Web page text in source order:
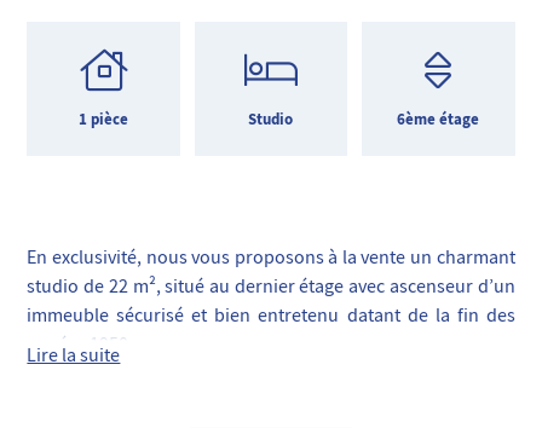
1 pièce Studio 6ème étage
En exclusivité, nous vous proposons à la vente un charmant
studio de 22 m², situé au dernier étage avec ascenseur d’un
immeuble sécurisé et bien entretenu datant de la fin des
années 1950.
Lire la suite